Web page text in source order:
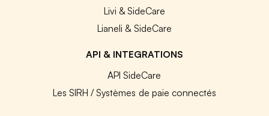
Livi & SideCare
Lianeli & SideCare
API & INTEGRATIONS
API SideCare
Les SIRH / Systèmes de paie connectés